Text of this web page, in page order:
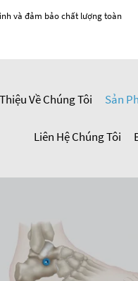
và đảm bảo chất lượng toàn
Về Chúng Tôi Sản
Liên Hệ Chúng Tôi